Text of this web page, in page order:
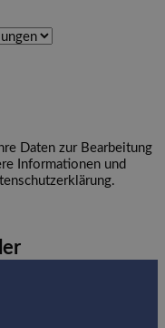
Daten zur Bearbeitung
Informationen und